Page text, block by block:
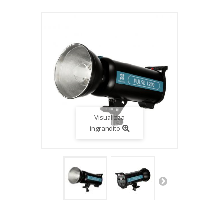
Visualizza
ingrandito